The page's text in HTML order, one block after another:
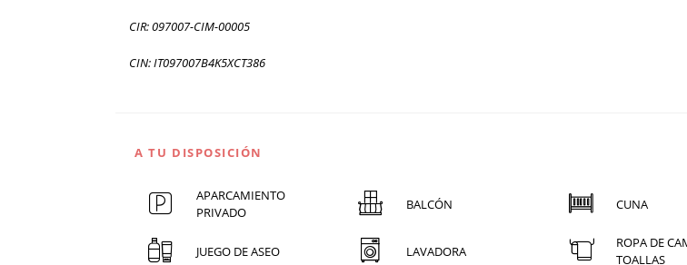
CIR: 097007-CIM-00005
CIN: IT097007B4K5XCT386
A TU DISPOSICIÓN
APARCAMIENTO
PRIVADO
BALCÓN CUNA
JUEGO DE ASEO LAVADORA
ROPA DE
TOALLAS